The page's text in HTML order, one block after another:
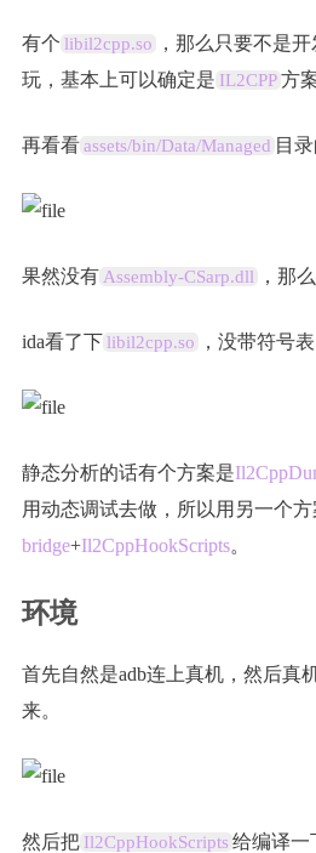
有个 libil2cpp.so
，那么只要不是
玩，基本上可以确定是 IL2CPP方
再看看assets/bin/Data/Managed 目
果然没有 Assembly-CSarp.dll ，那
ida看了下 libil2cpp.so ，没带符号
静态分析的话有个方案是
用动态调试去做，所以用另一个方
bridge+Il2CppHookScripts。
环境
首先自然是adb连上真机，然后真
来。
然后把 Il2CppHookScripts 给编译一